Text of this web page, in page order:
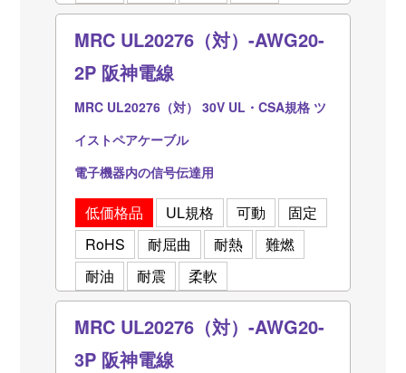
MRC UL20276（対）-AWG20-
2P 阪神電線
MRC UL20276（対） 30V UL・CSA規格 ツ
イストペアケーブル
電子機器内の信号伝達用
低価格品 UL規格 可動
固定
RoHS
耐屈曲 耐熱
難燃
耐油
耐震 柔軟
MRC UL20276（対）-AWG20-
3P 阪神電線